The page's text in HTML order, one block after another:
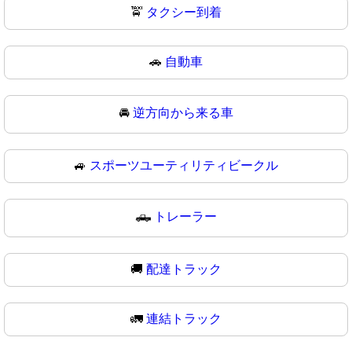
🚖 タクシー到着
🚗 自動車
🚘 逆方向から来る車
🚙 スポーツユーティリティビークル
🛻 トレーラー
🚚 配達トラック
🚛 連結トラック